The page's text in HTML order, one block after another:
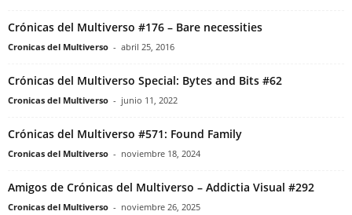
Crónicas del Multiverso #176 – Bare necessities
Cronicas del Multiverso - abril 25, 2016
Crónicas del Multiverso Special: Bytes and Bits #62
Cronicas del Multiverso - junio 11, 2022
Crónicas del Multiverso #571: Found Family
Cronicas del Multiverso - noviembre 18, 2024
Amigos de Crónicas del Multiverso – Addictia Visual #292
Cronicas del Multiverso - noviembre 26, 2025